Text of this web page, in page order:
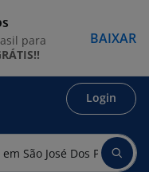
Login
para
BAIXAR